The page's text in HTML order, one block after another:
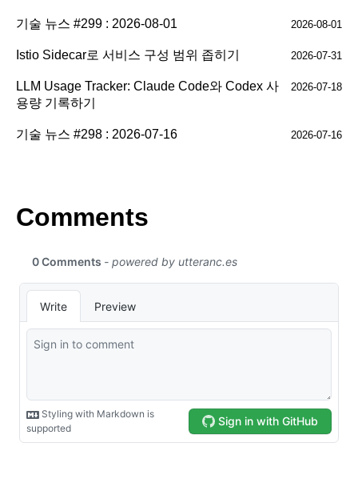
기술 뉴스 #299 : 2026-08-01 2026-08-01
Istio Sidecar로 서비스 구성 범위 좁히기 2026-07-31
LLM Usage Tracker: Claude Code와 Codex 사
용량 기록하기
2026-07-18
기술 뉴스 #298 : 2026-07-16 2026-07-16
Comments